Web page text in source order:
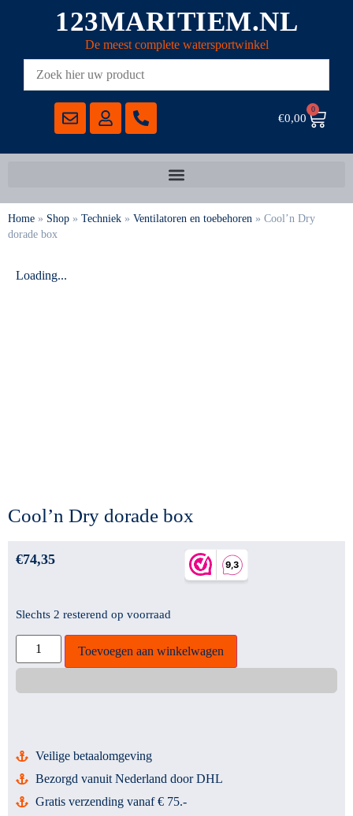
123MARITIEM.NL
De meest complete watersportwinkel
€0,00
0
Home » Shop » Techniek » Ventilatoren en toebehoren » Cool’n Dry
dorade box
Loading...
Cool’n Dry dorade box
€74,35
Slechts 2 resterend op voorraad
Toevoegen aan winkelwagen
Veilige betaalomgeving
Bezorgd vanuit Nederland door DHL
Gratis verzending vanaf € 75.-